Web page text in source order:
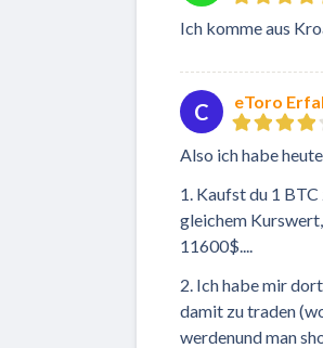
Ich komme aus
C eToro
Also ich habe
1. Kaufst du 1
gleichem
11600$....
2. Ich habe mir
damit zu traden
werdenund man